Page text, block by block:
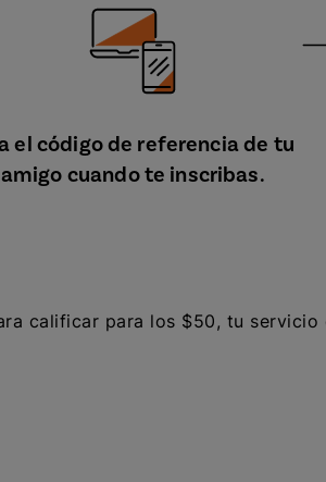
el código de referencia de tu
amigo cuando te inscribas.
calificar para los $50, tu